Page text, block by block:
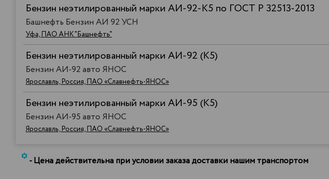
Бензин неэтилированный марки АИ-92-К5 по ГОСТ Р 32513-2013
Башнефть Бензин АИ 92 УСН
Уфа, ПАО АНК "Башнефть"
Бензин неэтилированный марки АИ-92 (К5)
Бензин АИ-92 авто ЯНОС
Ярославль, Россия, ПАО «Славнефть-ЯНОС»
Бензин неэтилированный марки АИ-95 (К5)
Бензин АИ-95 авто ЯНОС
Ярославль, Россия, ПАО «Славнефть-ЯНОС»
* - Цена действительна при условии заказа доставки нашим транспортом